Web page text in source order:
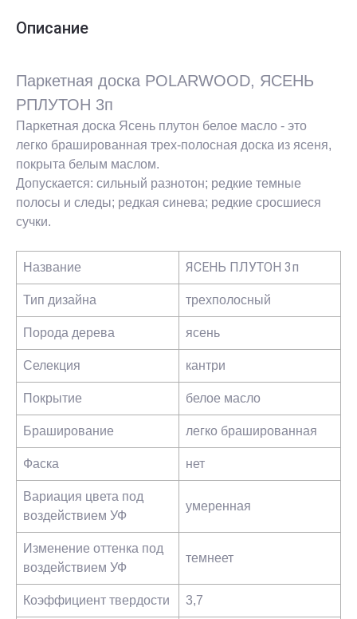
Описание
Паркетная доска POLARWOOD, ЯСЕНЬ
PПЛУТОН 3п
Паркетная доска Ясень плутон белое масло - это
легко брашированная трех-полосная доска из ясеня,
покрыта белым маслом.
Допускается: сильный разнотон; редкие темные
полосы и следы; редкая синева; редкие сросшиеся
сучки.
Название ЯСЕНЬ ПЛУТОН 3п
Тип дизайна трехполосный
Порода дерева ясень
Селекция кантри
Покрытие белое масло
Браширование легко брашированная
Фаска нет
Вариация цвета под
воздействием УФ
умеренная
Изменение оттенка под
воздействием УФ
темнеет
Коэффициент твердости 3,7